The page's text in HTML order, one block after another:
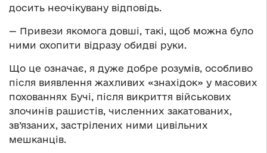
досить неочікувану відповідь.
— Привези якомога довші, такі, щоб можна було
ними охопити відразу обидві руки.
Що це означає, я дуже добре розумів, особливо
після виявлення жахливих «знахідок» у масових
похованнях Бучі, після викриття військових
злочинів рашистів, численних закатованих,
зв’язаних, застрілених ними цивільних
мешканців.